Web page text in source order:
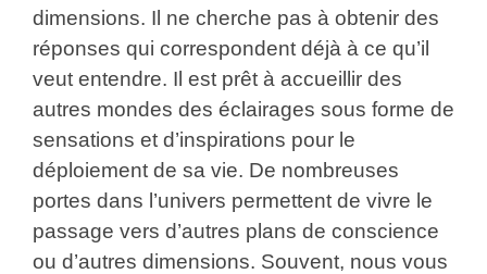
dimensions. Il ne cherche pas à obtenir des
réponses qui correspondent déjà à ce qu’il
veut entendre. Il est prêt à accueillir des
autres mondes des éclairages sous forme de
sensations et d’inspirations pour le
déploiement de sa vie. De nombreuses
portes dans l’univers permettent de vivre le
passage vers d’autres plans de conscience
ou d’autres dimensions. Souvent, nous vous